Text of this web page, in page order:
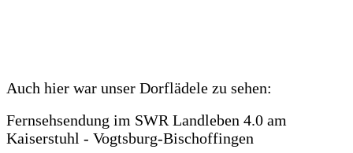
Auch hier war unser Dorflädele zu sehen:
Fernsehsendung im SWR Landleben 4.0 am
Kaiserstuhl - Vogtsburg-Bischoffingen